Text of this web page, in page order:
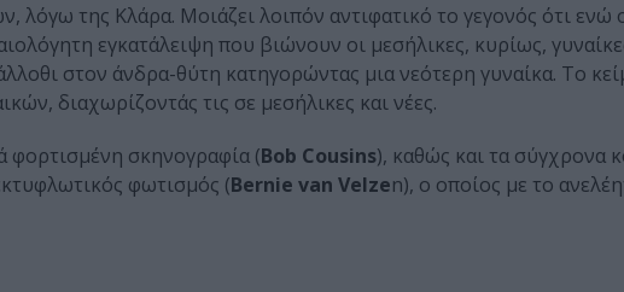
λόγω της Κλάρα. Μοιάζει λοιπόν αντιφατικό το γεγονός ότι ενώ
εγκατάλειψη που βιώνουν οι μεσήλικες, κυρίως,
στον άνδρα-θύτη κατηγορώντας μια νεότερη γυναίκα. Το
διαχωρίζοντάς τις σε μεσήλικες και νέες.
φορτισμένη σκηνογραφία (Bob Cousins), καθώς και τα σύγχρονα
φωτισμός (Bernie van Velzen), ο οποίος με το